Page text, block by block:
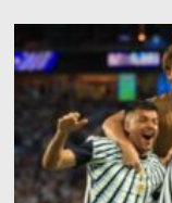
что
своим
в